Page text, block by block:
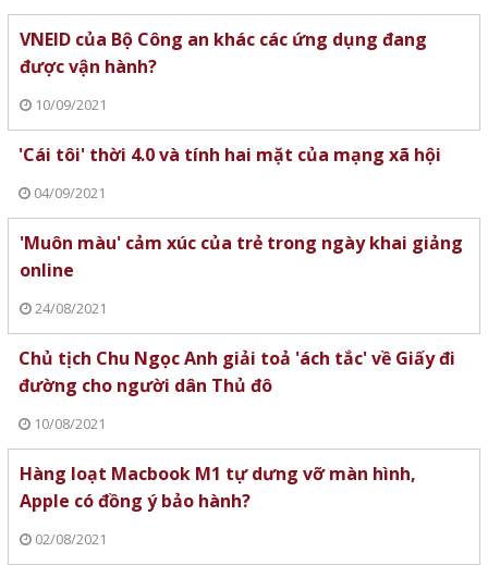
VNEID của Bộ Công an khác các ứng dụng đang
được vận hành?
10/09/2021
'Cái tôi' thời 4.0 và tính hai mặt của mạng xã hội
04/09/2021
'Muôn màu' cảm xúc của trẻ trong ngày khai giảng
online
24/08/2021
Chủ tịch Chu Ngọc Anh giải toả 'ách tắc' về Giấy đi
đường cho người dân Thủ đô
10/08/2021
Hàng loạt Macbook M1 tự dưng vỡ màn hình,
Apple có đồng ý bảo hành?
02/08/2021